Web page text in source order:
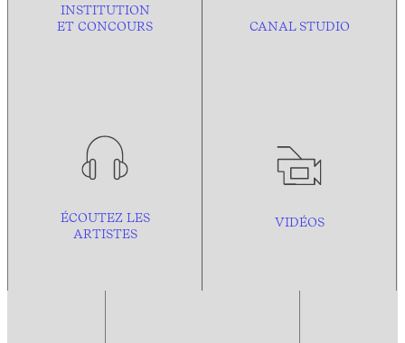
INSTITUTION
ET CONCOURS
CANAL STUDIO
ÉCOUTEZ LES
ARTISTES
VIDÉOS